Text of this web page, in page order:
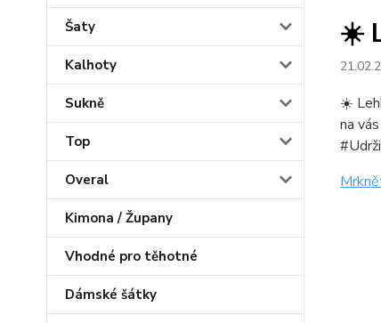
Šaty
Kalhoty
Sukně
Top
Overal
Kimona / Župany
Vhodné pro těhotné
Dámské šátky
☀️
☀️
na